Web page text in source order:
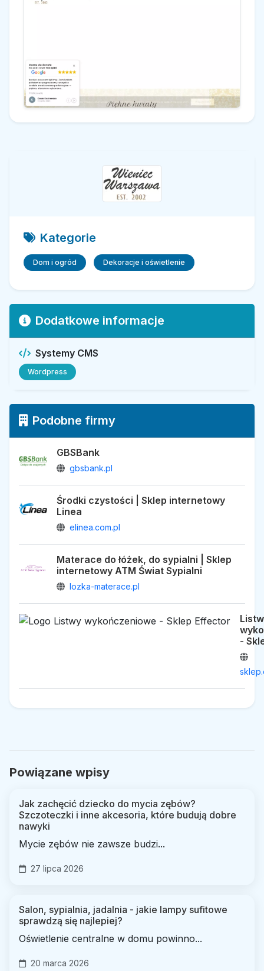
Kategorie
Dom i ogród Dekoracje i oświetlenie
Dodatkowe informacje
Systemy CMS
Wordpress
Podobne firmy
GBSBank
gbsbank.pl
Środki czystości | Sklep internetowy
Linea
elinea.com.pl
Materace do łóżek, do sypialni | Sklep
internetowy ATM Świat Sypialni
lozka-materace.pl
-
Powiązane wpisy
Jak zachęcić dziecko do mycia zębów?
Szczoteczki i inne akcesoria, które budują dobre
nawyki
Mycie zębów nie zawsze budzi...
27 lipca 2026
Salon, sypialnia, jadalnia - jakie lampy sufitowe
sprawdzą się najlepiej?
Oświetlenie centralne w domu powinno...
20 marca 2026